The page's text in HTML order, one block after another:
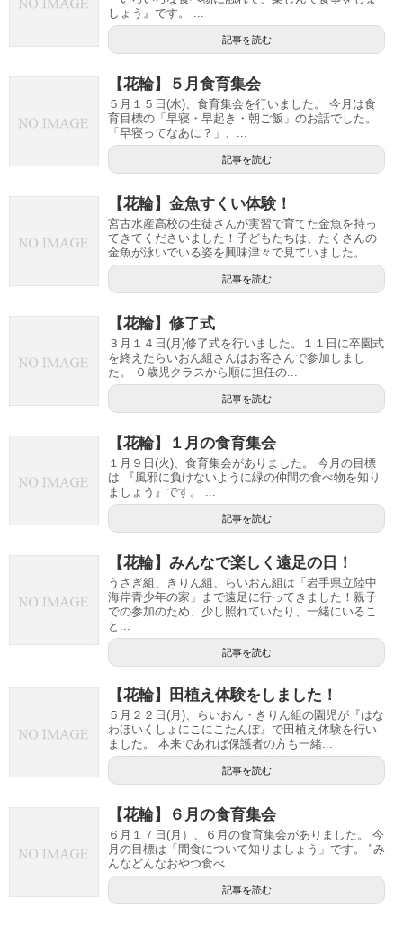
しょう』です。 ...
記事を読む
【花輪】５月食育集会
５月１５日(水)、食育集会を行いました。 今月は食
育目標の「早寝・早起き・朝ご飯」のお話でした。
「早寝ってなあに？」、...
記事を読む
【花輪】金魚すくい体験！
宮古水産高校の生徒さんが実習で育てた金魚を持っ
てきてくださいました！子どもたちは、たくさんの
金魚が泳いでいる姿を興味津々で見ていました。 ...
記事を読む
【花輪】修了式
３月１４日(月)修了式を行いました。１１日に卒園式
を終えたらいおん組さんはお客さんで参加しまし
た。 ０歳児クラスから順に担任の...
記事を読む
【花輪】１月の食育集会
１月９日(火)、食育集会がありました。 今月の目標
は 『風邪に負けないように緑の仲間の食べ物を知り
ましょう』です。 ...
記事を読む
【花輪】みんなで楽しく遠足の日！
うさぎ組、きりん組、らいおん組は「岩手県立陸中
海岸青少年の家」まで遠足に行ってきました！親子
での参加のため、少し照れていたり、一緒にいるこ
と...
記事を読む
【花輪】田植え体験をしました！
５月２２日(月)、らいおん・きりん組の園児が『はな
わほいくしょにこにこたんぼ』で田植え体験を行い
ました。 本来であれば保護者の方も一緒...
記事を読む
【花輪】６月の食育集会
６月１７日(月）、６月の食育集会がありました。 今
月の目標は「間食について知りましょう」です。 "み
んなどんなおやつ食べ...
記事を読む